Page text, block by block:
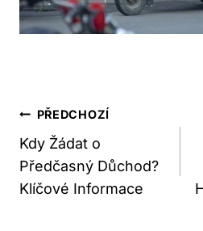
Navigace
Pro
Příspěvek
PŘEDCHOZÍ
Kdy Žádat o
Předčasný Důchod?
Klíčové Informace